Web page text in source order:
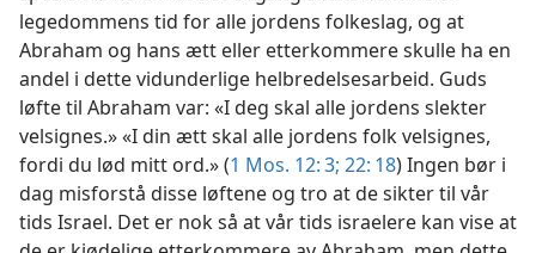
legedommens tid for alle jordens folkeslag, og at
Abraham og hans ætt eller etterkommere skulle ha en
andel i dette vidunderlige helbredelsesarbeid. Guds
løfte til Abraham var: «I deg skal alle jordens slekter
velsignes.» «I din ætt skal alle jordens folk velsignes,
fordi du lød mitt ord.» (1 Mos. 12: 3; 22: 18) Ingen bør i
dag misforstå disse løftene og tro at de sikter til vår
tids Israel. Det er nok så at vår tids israelere kan vise at